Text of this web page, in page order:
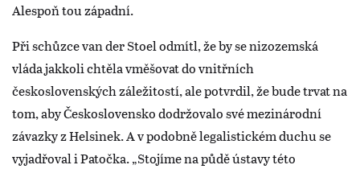
Alespoň tou západní.
Při schůzce van der Stoel odmítl, že by se nizozemská
vláda jakkoli chtěla vměšovat do vnitřních
československých záležitostí, ale potvrdil, že bude trvat na
tom, aby Československo dodržovalo své mezinárodní
závazky z Helsinek. A v podobně legalistickém duchu se
vyjadřoval i Patočka. „Stojíme na půdě ústavy této